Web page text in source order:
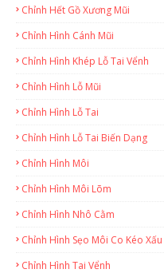
Chỉnh Hết Gồ Xương Mũi
Chỉnh Hình Cánh Mũi
Chỉnh Hình Khép Lỗ Tai Vểnh
Chỉnh Hình Lỗ Mũi
Chỉnh Hình Lỗ Tai
Chỉnh Hình Lỗ Tai Biến Dạng
Chỉnh Hình Môi
Chỉnh Hình Môi Lõm
Chỉnh Hình Nhô Cằm
Chỉnh Hình Sẹo Môi Co Kéo Xấu
Chỉnh Hình Tai Vểnh